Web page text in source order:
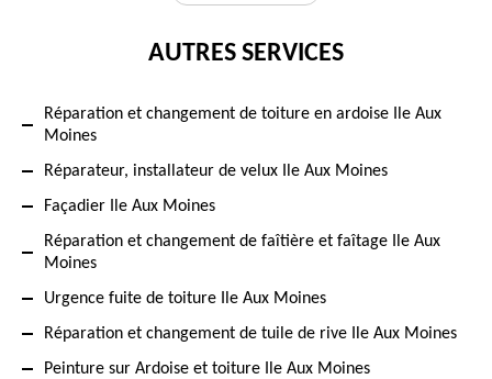
AUTRES SERVICES
Réparation et changement de toiture en ardoise Ile Aux
Moines
Réparateur, installateur de velux Ile Aux Moines
Façadier Ile Aux Moines
Réparation et changement de faîtière et faîtage Ile Aux
Moines
Urgence fuite de toiture Ile Aux Moines
Réparation et changement de tuile de rive Ile Aux Moines
Peinture sur Ardoise et toiture Ile Aux Moines